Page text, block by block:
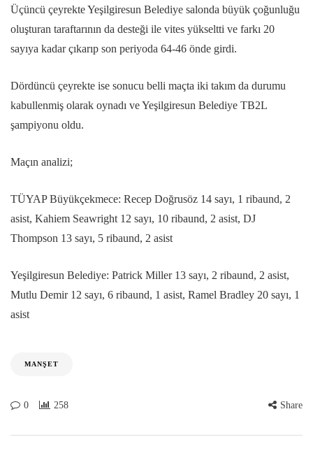
Üçüncü çeyrekte Yeşilgiresun Belediye salonda büyük çoğunluğu
oluşturan taraftarının da desteği ile vites yükseltti ve farkı 20
sayıya kadar çıkarıp son periyoda 64-46 önde girdi.
Dördüncü çeyrekte ise sonucu belli maçta iki takım da durumu
kabullenmiş olarak oynadı ve Yeşilgiresun Belediye TB2L
şampiyonu oldu.
Maçın analizi;
TÜYAP Büyükçekmece: Recep Doğrusöz 14 sayı, 1 ribaund, 2
asist, Kahiem Seawright 12 sayı, 10 ribaund, 2 asist, DJ
Thompson 13 sayı, 5 ribaund, 2 asist
Yeşilgiresun Belediye: Patrick Miller 13 sayı, 2 ribaund, 2 asist,
Mutlu Demir 12 sayı, 6 ribaund, 1 asist, Ramel Bradley 20 sayı, 1
asist
MANŞET
0 258 Share